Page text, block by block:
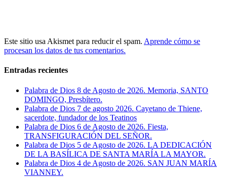
Este sitio usa Akismet para reducir el spam. Aprende cómo se
procesan los datos de tus comentarios.
Entradas recientes
Palabra de Dios 8 de Agosto de 2026. Memoria, SANTO
DOMINGO, Presbítero.
Palabra de Dios 7 de agosto 2026. Cayetano de Thiene,
sacerdote, fundador de los Teatinos
Palabra de Dios 6 de Agosto de 2026. Fiesta,
TRANSFIGURACIÓN DEL SEÑOR.
Palabra de Dios 5 de Agosto de 2026. LA DEDICACIÓN
DE LA BASÍLICA DE SANTA MARÍA LA MAYOR.
Palabra de Dios 4 de Agosto de 2026. SAN JUAN MARÍA
VIANNEY.